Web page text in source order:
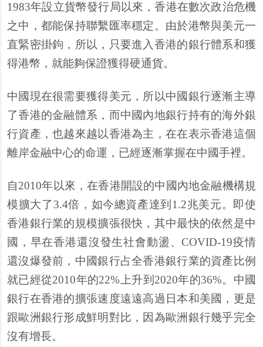
1983年設立貨幣發行局以來，香港在數次政治危機
之中，都能保持聯繫匯率穩定。由於港幣與美元一
直緊密掛鉤，所以，只要進入香港的銀行體系和獲
得港幣，就能夠保證獲得硬通貨。
中國現在很需要獲得美元，所以中國銀行逐漸主導
了香港的金融體系，而中國內地銀行持有的海外銀
行資產，也越來越以香港為主，在在表示香港這個
離岸金融中心的命運，已經逐漸掌握在中國手裡。
自2010年以來，在香港開設的中國內地金融機構規
模擴大了3.4倍，如今總資產達到1.2兆美元。即使
香港銀行業的規模擴張很快，其中最快的依然是中
國，早在香港還沒發生社會動盪、COVID-19疫情
還沒爆發前，中國銀行占全香港銀行業的資產比例
就已經從2010年的22%上升到2020年的36%。中國
銀行在香港的擴張速度遠遠高過日本和美國，更是
跟歐洲銀行形成鮮明對比，因為歐洲銀行幾乎完全
沒有增長。